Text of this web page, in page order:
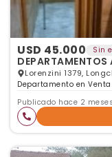
USD 45.000 Sin
Lorenzini 1379,
Departamento en
Publicado hace 2 meses